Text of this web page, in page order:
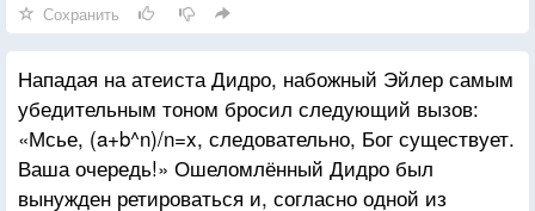
причиной «необходимости» бога?
Сохранить
Нападая на атеиста Дидро, набожный Эйлер самым
убедительным тоном бросил следующий вызов:
«Мсье, (a+b^n)/n=x, следовательно, Бог существует.
Ваша очередь!» Ошеломлённый Дидро был
вынужден ретироваться и, согласно одной из